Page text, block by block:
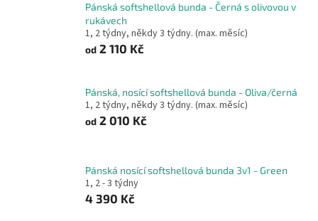
Pánská softshellová bunda - Černá s olivovou v
rukávech
1, 2 týdny, někdy 3 týdny. (max. měsíc)
od 2 110 Kč
Pánská, nosící softshellová bunda - Oliva/černá
1, 2 týdny, někdy 3 týdny. (max. měsíc)
od 2 010 Kč
Pánská nosící softshellová bunda 3v1 - Green
1, 2 - 3 týdny
4 390 Kč